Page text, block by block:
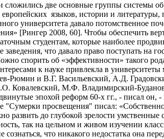
две основные группы системы
языков, истории и
университета давало потомственное
[Рингер 2008, 60]. Чтобы обеспечить
студентам, которые наиболее
что давало право поступать на
спорить об «эффективности» такого
к науке привлекла в
Рюмин и В.Г. Васильевский, А.Д.
Ковалевский, М.Ф. Владимирский-
эпохой реформ 60-х гг., - писал он, -
"Сумерки просвещения" писал:
развить до глубокой зрелости
так на цельном и живом изучении
сознаться, что никакого недостатка она